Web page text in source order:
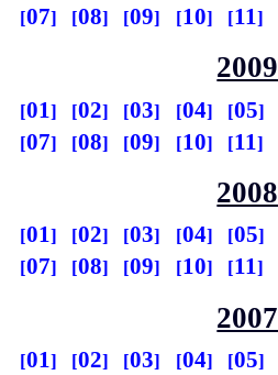
07
08 09 10 11
2009
01 02 03 04 05
07
08 09 10 11
2008
01 02 03 04 05
07
08 09 10 11
2007
01 02 03 04 05